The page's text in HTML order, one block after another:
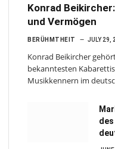
Konrad
und Vermögen
BERÜHMTHEIT JULY 29,
Konrad Beikircher
bekanntesten
Musikkennern im